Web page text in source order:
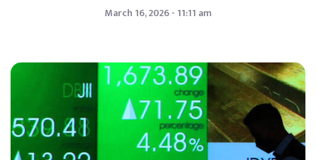
March 16, 2026 - 11:11 am